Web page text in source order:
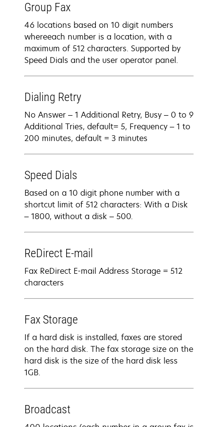
Group Fax
46 locations based on 10 digit numbers
whereeach number is a location, with a
maximum of 512 characters. Supported by
Speed Dials and the user operator panel.
Dialing Retry
No Answer – 1 Additional Retry, Busy – 0 to 9
Additional Tries, default= 5, Frequency – 1 to
200 minutes, default = 3 minutes
Speed Dials
Based on a 10 digit phone number with a
shortcut limit of 512 characters: With a Disk
– 1800, without a disk – 500.
ReDirect E-mail
Fax ReDirect E-mail Address Storage = 512
characters
Fax Storage
If a hard disk is installed, faxes are stored
on the hard disk. The fax storage size on the
hard disk is the size of the hard disk less
1GB.
Broadcast